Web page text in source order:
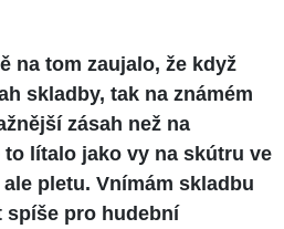
na tom zaujalo, že když
skladby, tak na známém
zásah než na
lítalo jako vy na skútru ve
pletu. Vnímám skladbu
spíše pro hudební